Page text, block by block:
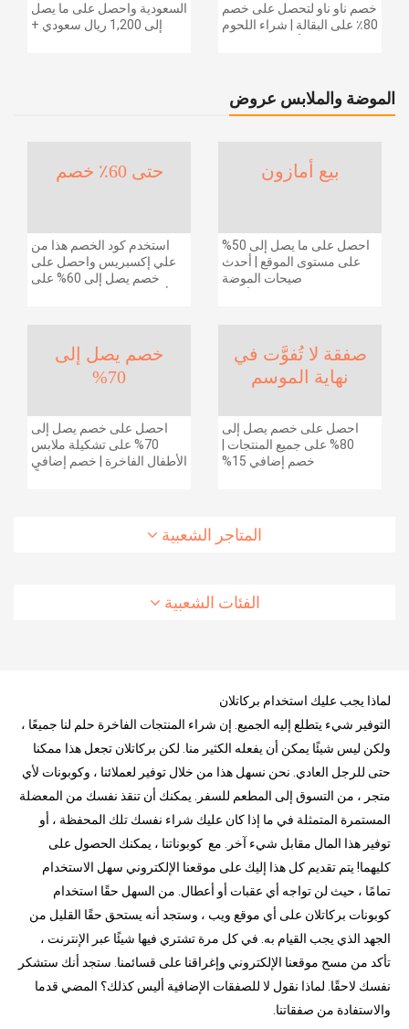
السعودية واحصل على ما يصل
إلى 1,200 ريال سعودي +
خصم ناو ناو لتحصل على خصم
80٪ على البقالة | شراء اللحوم
الموضة والملابس عروض
حتى 60٪ خصم
استخدم كود الخصم هذا من
علي إكسبريس واحصل على
خصم يصل إلى 60% على
الطلبات التي تزيد قيمتها عن
1425 ريالًا سعوديًا | شحن مج
بيع أمازون
احصل على ما يصل إلى 50%
على مستوى الموقع | أحدث
صيحات الموضة
خصم يصل إلى
70%
احصل على خصم يصل إلى
70% على تشكيلة ملابس
الأطفال الفاخرة | خصم إضافي
صفقة لا تُفوَّت في
نهاية الموسم
احصل على خصم يصل إلى
80% على جميع المنتجات |
خصم إضافي 15%
المتاجر الشعبية
الفئات الشعبية
لماذا يجب عليك استخدام بركاتلان
التوفير شيء يتطلع إليه الجميع. إن شراء المنتجات الفاخرة حلم لنا جميعًا ،
ولكن ليس شيئًا يمكن أن يفعله الكثير منا. لكن بركاتلان تجعل هذا ممكنا
حتى للرجل العادي. نحن نسهل هذا من خلال توفير لعملائنا ، وكوبونات لأي
متجر ، من التسوق إلى المطعم للسفر. يمكنك أن تنقذ نفسك من المعضلة
المستمرة المتمثلة في ما إذا كان عليك شراء نفسك تلك المحفظة ، أو
توفير هذا المال مقابل شيء آخر. مع كوبوناتنا ، يمكنك الحصول على
كليهما! يتم تقديم كل هذا إليك على موقعنا الإلكتروني سهل الاستخدام
تمامًا ، حيث لن تواجه أي عقبات أو أعطال. من السهل حقًا استخدام
كوبونات بركاتلان على أي موقع ويب ، وستجد أنه يستحق حقًا القليل من
الجهد الذي يجب القيام به. في كل مرة تشتري فيها شيئًا عبر الإنترنت ،
تأكد من مسح موقعنا الإلكتروني وإغراقنا على قسائمنا. ستجد أنك ستشكر
نفسك لاحقًا. لماذا نقول لا للصفقات الإضافية أليس كذلك؟ المضي قدما
والاستفادة من صفقاتنا.